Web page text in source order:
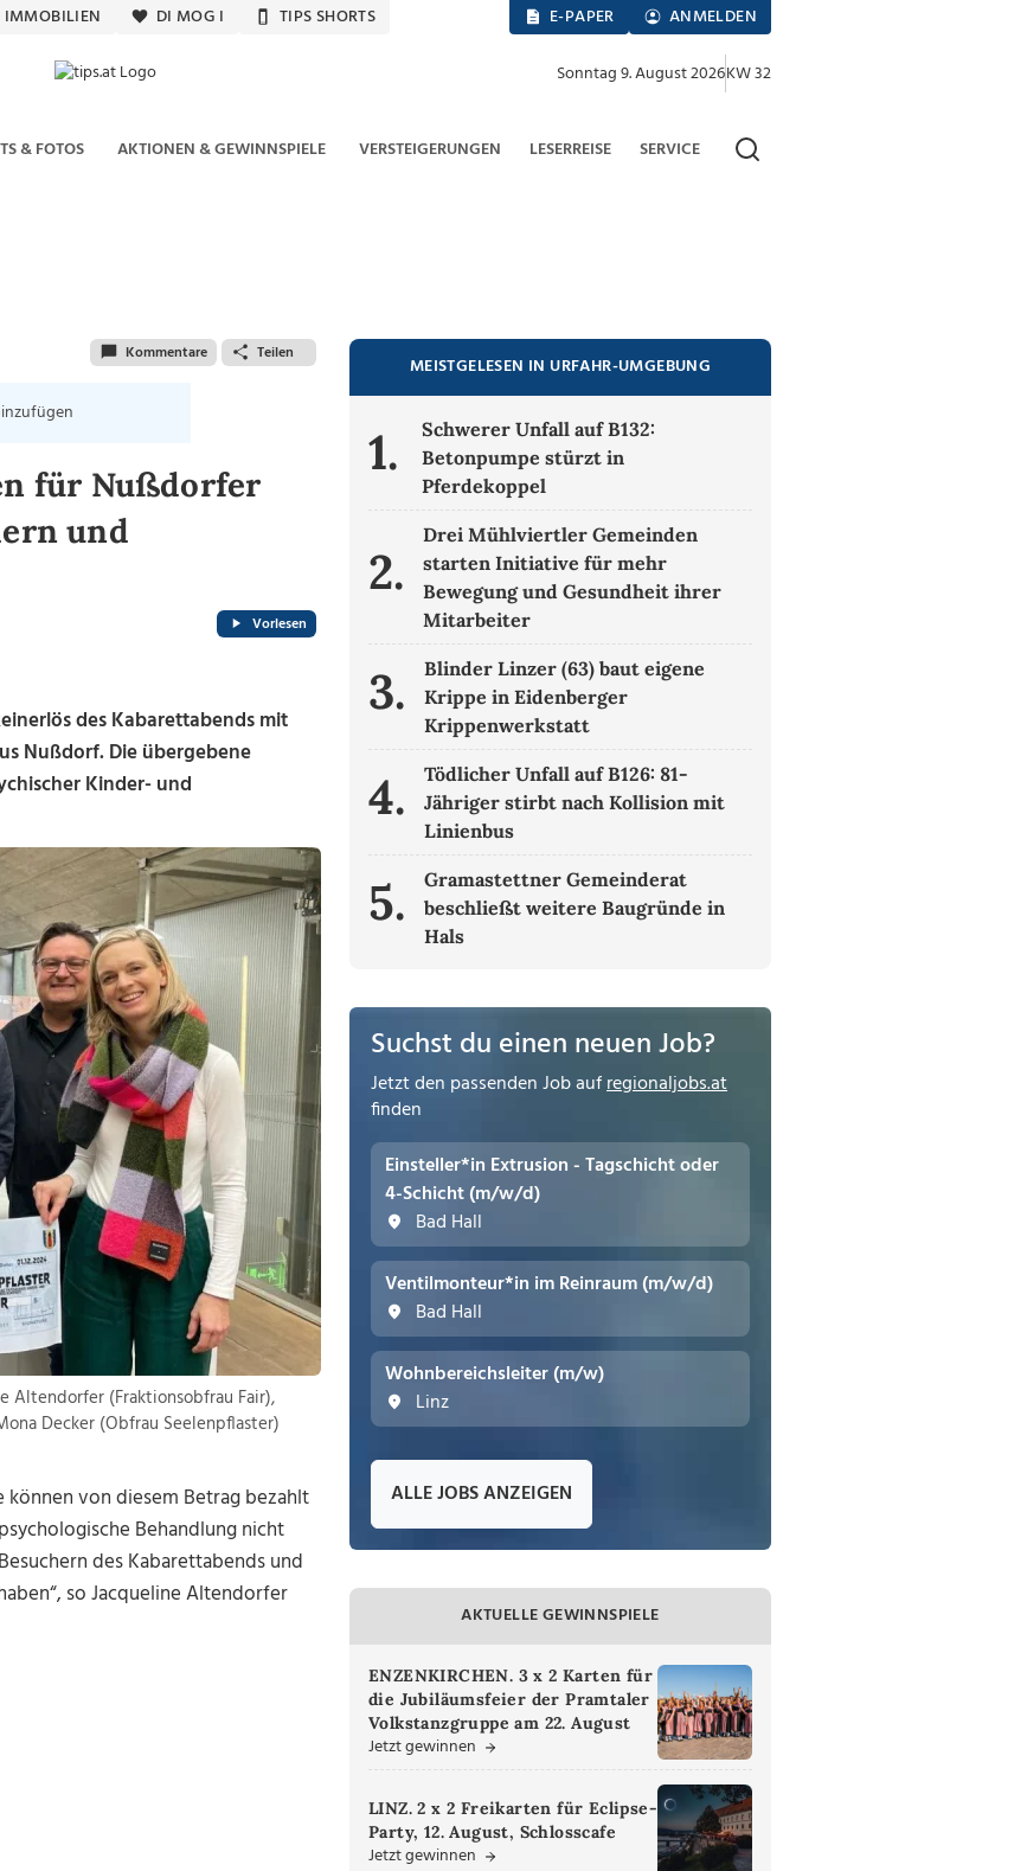
IMMOBILIEN DI MOG I TIPS SHORTS E-PAPER ANMELDEN
Sonntag 9. August 2026KW 32
& FOTOS AKTIONEN & GEWINNSPIELE VERSTEIGERUNGEN LESERREISE SERVICE
Kommentare Teilen
für Nußdorfer
und
Vorlesen
des Kabarettabends mit
Nußdorf. Die übergebene
Kinder- und
Altendorfer (Fraktionsobfrau Fair),
Decker (Obfrau Seelenpflaster)
können von diesem Betrag bezahlt
Behandlung nicht
des Kabarettabends und
so Jacqueline Altendorfer
MEISTGELESEN IN URFAHR-UMGEBUNG
1.
Schwerer Unfall auf B132:
Betonpumpe stürzt in
Pferdekoppel
2.
Drei Mühlviertler Gemeinden
starten Initiative für mehr
Bewegung und Gesundheit ihrer
Mitarbeiter
3.
Blinder Linzer (63) baut eigene
Krippe in Eidenberger
Krippenwerkstatt
4.
Tödlicher Unfall auf B126: 81-
Jähriger stirbt nach Kollision mit
Linienbus
5.
Gramastettner Gemeinderat
beschließt weitere Baugründe in
Hals
Suchst du einen neuen Job?
Jetzt den passenden Job aufregionaljobs.at
finden
Einsteller*in Extrusion - Tagschicht oder
4-Schicht (m/w/d)
Bad Hall
Ventilmonteur*in im Reinraum (m/w/d)
Bad Hall
Wohnbereichsleiter (m/w)
Linz
ALLE JOBS ANZEIGEN
AKTUELLE GEWINNSPIELE
ENZENKIRCHEN. 3 x 2 Karten für
die Jubiläumsfeier der Pramtaler
Volkstanzgruppe am 22. August
Jetzt gewinnen
LINZ. 2 x 2 Freikarten für Eclipse-
Party, 12. August, Schlosscafe
Jetzt gewinnen